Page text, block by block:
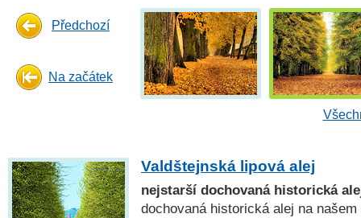
Předchozí
Na začátek
Valdštejnská lipová alej
nejstarší dochovaná historická
dochovaná historická alej na